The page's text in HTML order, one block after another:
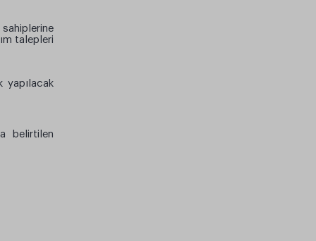
talepleri
yapılacak
belirtilen